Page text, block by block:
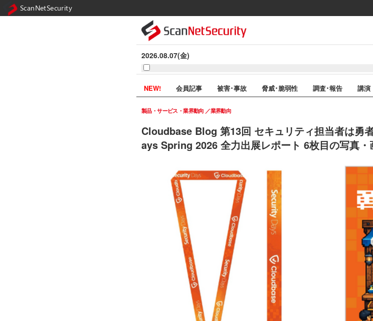
2026.08.07(金)
NEW! 会員記事 被害･事故 脅威･脆弱性 調査･報告 講演
Cloudbase Blog 第13回 セキュリティ担当者は勇
ays Spring 2026 全力出展レポート 6枚目の写真・
製品・サービス・業界動向 業界動向
ScanNetSecurity